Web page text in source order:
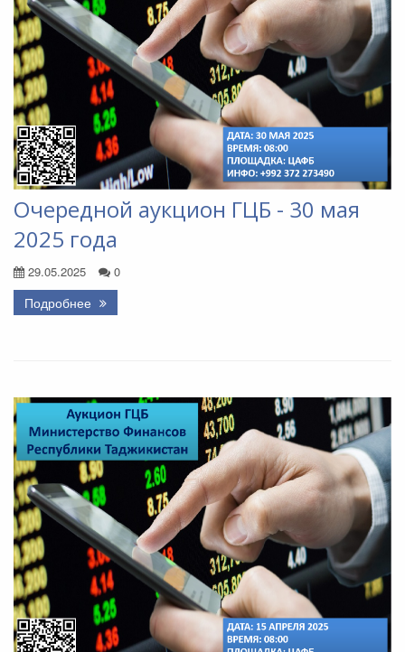
Очередной аукцион ГЦБ - 30 мая
2025 года
29.05.2025 0
Подробнее